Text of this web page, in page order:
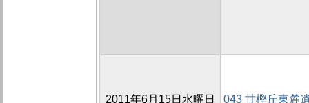
2011年6月15日水曜日 043 甘樫丘東麓